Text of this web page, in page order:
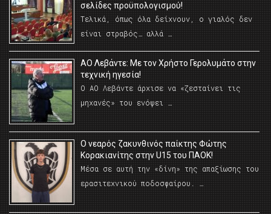
σελίδες προϋπολογισμού!
Τελικά, όπως όλα δείχνουν, ο γιαλός δεν
είναι στραβός… αλλά …
ΑΟ Λεβάντε: Με τον Χρήστο Γερολυμάτο στην
τεχνική ηγεσία!
Ο ΑΟ Λεβάντε άρχισε να «ζεσταίνει τις
μηχανές» του ενόψει …
O νεαρός ζακυνθινός παίκτης Φώτης
Κορακιανίτης στην U15 του ΠΑΟΚ!
Μέσα σε αυτή την «δίνη» της απαξίωσης του
ερασιτεχνικού ποδοσφαίρου. …